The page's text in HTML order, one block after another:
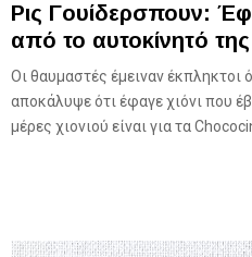
Ρις Γουίδερσπουν:
από το αυτοκίνητό
Οι θαυμαστές έμειναν έκπληκτοι
αποκάλυψε ότι έφαγε χιόνι που
μέρες χιονιού είναι για τα